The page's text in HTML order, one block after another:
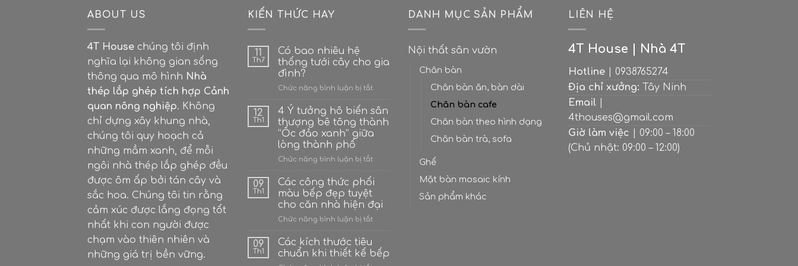
ABOUT US
4T House chúng tôi định
nghĩa lại không gian sống
thông qua mô hình Nhà
thép lắp ghép tích hợp Cảnh
quan nông nghiệp. Không
chỉ dựng xây khung nhà,
chúng tôi quy hoạch cả
những mầm xanh, để mỗi
ngôi nhà thép lắp ghép đều
được ôm ấp bởi tán cây và
sắc hoa. Chúng tôi tin rằng
cảm xúc được lắng đọng tốt
nhất khi con người được
chạm vào thiên nhiên và
những giá trị bền vững.
KIẾN THỨC HAY
11
Th7
Có bao nhiêu hệ
thống tưới cây cho gia
đình?
Chức năng bình luận bị tắtở
bao
nhiêu
thống
cây
gia
12
Th1
4 Ý tưởng hô biến sân
thượng bê tông thành
“Ốc đảo xanh” giữa
lòng thành phố
Chức năng bình luận bị tắtở
Ý
hô
biến
sân
tông
thành
09
Th1
Các công thức phối
màu bếp đẹp tuyệt
cho căn nhà hiện đại
Chức năng bình luận bị tắtở
thức
phối
09
Th1
Các kích thước tiêu
chuẩn khi thiết kế bếp
DANH MỤC SẢN PHẨM
Nội thất sân vườn
Chân bàn
Chân bàn ăn, bàn dài
Chân bàn cafe
Chân bàn theo hình dạng
Chân bàn trà, sofa
Ghế
Mặt bàn mosaic kính
Sản phẩm khác
LIÊN HỆ
4T House | Nhà 4T
Hotline | 0938765274
Địa chỉ xưởng:
Tây Ninh
Email
4thouses@gmail.com
Giờ làm việc | 09:00 – 18:00
(Chủ nhật: 09:00 – 12:00)